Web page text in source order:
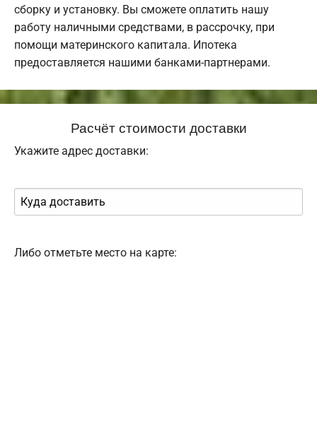
сборку и установку. Вы сможете оплатить нашу
работу наличными средствами, в рассрочку, при
помощи материнского капитала. Ипотека
предоставляется нашими банками-партнерами.
Расчёт стоимости доставки
Укажите адрес доставки:
Либо отметьте место на карте: